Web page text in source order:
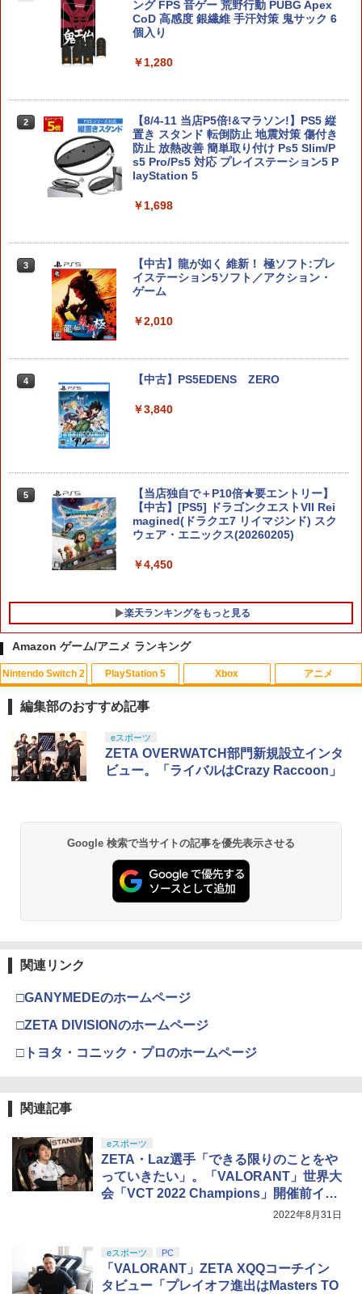
納 ケース スイッチ 2 収納バッグ 防塵 防
汚 耐衝撃 全面保護型 大容量 ゲームカー
ド 小物収納可 持ち運び便利
￥1,000
2
グリップホルダー Switch2 Joy-Con グ
リップホルダー 2個セット スイッチ2 ジ
ョイコン コントローラー用 軽量 持ちや
すい 握りやすい 携帯便利
用ポーチ ブラック
￥1,908
【Switch2】 POT-P-ABK2A
￥3,405
典付】【Switch2】Starsand Island
（スターサンド・アイランド） [BEE-P-
ABB2B NSW2 スタ-サンド アイランド]
ング FPS 音ゲー 荒野行動 PUBG Apex
CoD 高感度 銀繊維 手汗対策 鬼サック 6
個入り
￥1,280
2
【8/4-11 当店P5倍!&マラソン!】PS5 縦
置き スタンド 転倒防止 地震対策 傷付き
防止 放熱改善 簡単取り付け Ps5 Slim/P
s5 Pro/Ps5 対応 プレイステーション5 P
layStation 5
￥1,698
3
【中古】龍が如く 維新！ 極ソフト:プレ
イステーション5ソフト／アクション・
ゲーム
￥2,010
4 【中古】PS5EDENS ZERO
￥3,840
5
【当店独自で＋P10倍★要エントリー】
【中古】[PS5] ドラゴンクエストVII Rei
magined(ドラクエ7 リイマジンド) スク
ウェア・エニックス(20260205)
￥4,450
楽天ランキングをもっと見る
1
【中古】【Blu−ray】THE IDOLM＠ST
ER CINDERELLA GIRLS 1stLIVE
WONDERFUL M＠GIC！！Blu−ray
大橋彩香【出演】
￥1,010
DARD EDITION【Blu-ray】（早期予約
￥3,850
5
ミュージカル「忍たま乱太郎」第15弾 忍
術学園 学園祭【Blu-ray】 [ (ミュージカ
Amazon ゲーム/アニメ ランキング
Nintendo Switch 2
1
スプラトゥーン レイダース|オンライン
コード版
スプラトゥーン レイダース -Switch2
￥6,449
3
￥55,491
5
ニンテンドープリペイド番号 5000円|オ
ンラインコード版
PlayStation 5
1
PlayStation 5 デジタル・エディション
日本語専用 Console Language: Japan
ese only (CFI-2200B01)
プロダクトコード 封入
3
5
【純正品】DualSense ワイヤレスコン
トローラー(CFI-ZCT2J)
Xbox
1
【純正品】Xbox ワイヤレス コントロー
ラー + USB-C® ケーブル
【純正品】Xbox ワイヤレス コントロー
￥7,681
【純正品】Xbox 充電式バッテリー + US
B-C ケーブル
【国内正規品】Thrustmaster スラスト
マスター TH8S シフター - PC、PS4、P
S5、PS5 Pro、Xbox One、Xbox Serie
s X|S 対応の高精度 H パターン シフター
アニメ
1
劇場版「鬼滅の刃」無限城編 第一章 猗
窩座再来 通常版 [Blu-ray]
劇場版「鬼滅の刃」無限城編 第一章 猗
窩座再来 通常版 [DVD]
￥3,523
3
ナル三方背収納ケース付きコレクション)
(オリジナル特典:オリジナル巾着＋メー
カー特典:【坤と離】二振りの剣、十翼よ
り来たる！スタジオ描き下ろしイラスト
ボード付) [Blu-ray]
4
窩座再来 完全生産限定版 [Blu-ray]
￥8,698
『映画 ラブライブ！蓮ノ空女学院スクー
ルアイドルクラブ Bloom Garden Part
y』Blu-ray（特装限定版）
編集部のおすすめ記事
eスポーツ
ZETA OVERWATCH部門新規設立インタ
ビュー。「ライバルはCrazy Raccoon」
Google 検索で当サイトの記事を優先表示させる
関連リンク
□GANYMEDEのホームページ
□ZETA DIVISIONのホームページ
□トヨタ・コニック・プロのホームページ
関連記事
eスポーツ
ZETA・Laz選手「できる限りのことをや
っていきたい」。「VALORANT」世界大
会「VCT 2022 Champions」開催前イン
2022年8月31日
eスポーツ PC
「VALORANT」ZETA XQQコーチイン
タビュー「プレイオフ進出はMasters TO